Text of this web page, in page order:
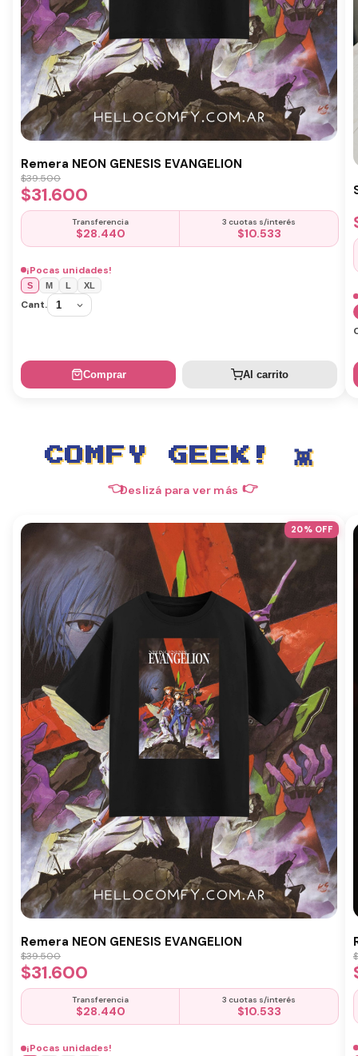
Remera NEON GENESIS EVANGELION
$39.500
$31.600
Transferencia
$28.440
3 cuotas s/interés
$10.533
¡Pocas unidades!
S M L XL
Cant.
Comprar Al carrito
COMFY GEEK! 👾
👈Deslizá para ver más 👉
20% OFF
Remera NEON GENESIS EVANGELION
$39.500
$31.600
Transferencia
$28.440
3 cuotas s/interés
$10.533
¡Pocas unidades!
$